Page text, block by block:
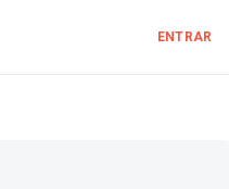
ENTRAR